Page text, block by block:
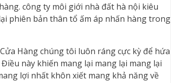
công ty môi giới nhà đất hà nội kiêu
phiên bản thân tổ ấm áp nhấn hàng trong
Hàng chúng tôi luôn ráng cực kỳ để hứa
này khiến mang lại mang lại mang lại
lợi nhất khôn xiết mang khả năng về